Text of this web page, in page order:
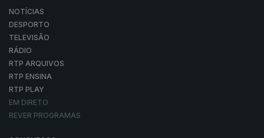
NOTÍCIAS
DESPORTO
TELEVISÃO
RÁDIO
RTP ARQUIVOS
RTP ENSINA
RTP PLAY
EM DIRETO
REVER PROGRAMAS